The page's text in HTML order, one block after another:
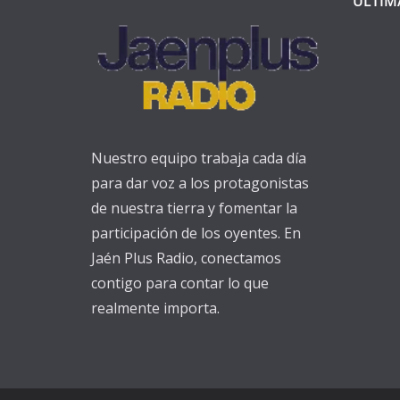
Nuestro equipo trabaja cada día
para dar voz a los protagonistas
de nuestra tierra y fomentar la
participación de los oyentes. En
Jaén Plus Radio, conectamos
contigo para contar lo que
realmente importa.